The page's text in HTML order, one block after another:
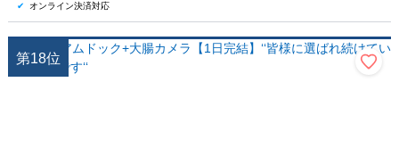
オンライン決済対応
第18位